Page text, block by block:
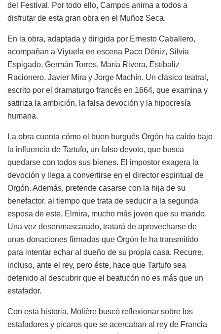
del Festival. Por todo ello, Campos anima a todos a
disfrutar de esta gran obra en el Muñoz Seca.
En la obra, adaptada y dirigida por Ernesto Caballero,
acompañan a Viyuela en escena Paco Déniz, Silvia
Espigado, Germán Torres, María Rivera, Estíbaliz
Racionero, Javier Mira y Jorge Machín. Un clásico teatral,
escrito por el dramaturgo francés en 1664, que examina y
satiriza la ambición, la falsa devoción y la hipocresía
humana.
La obra cuenta cómo el buen burgués Orgón ha caído bajo
la influencia de Tartufo, un falso devoto, que busca
quedarse con todos sus bienes. El impostor exagera la
devoción y llega a convertirse en el director espiritual de
Orgón. Además, pretende casarse con la hija de su
benefactor, al tiempo que trata de seducir a la segunda
esposa de este, Elmira, mucho más joven que su marido.
Una vez desenmascarado, tratará de aprovecharse de
unas donaciones firmadas que Orgón le ha transmitido
para intentar echar al dueño de su propia casa. Recurre,
incluso, ante el rey, pero éste, hace que Tartufo sea
detenido al descubrir que el beatucón no es más que un
estafador.
Con esta historia, Molière buscó reflexionar sobre los
estafadores y pícaros que se acercaban al rey de Francia